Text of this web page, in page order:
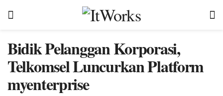
Bidik Pelanggan Korporasi,
Telkomsel Luncurkan Platform
myenterprise